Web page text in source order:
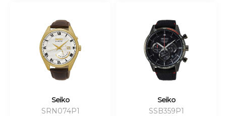
Seiko
SRN074P1
Seiko
SSB359P1